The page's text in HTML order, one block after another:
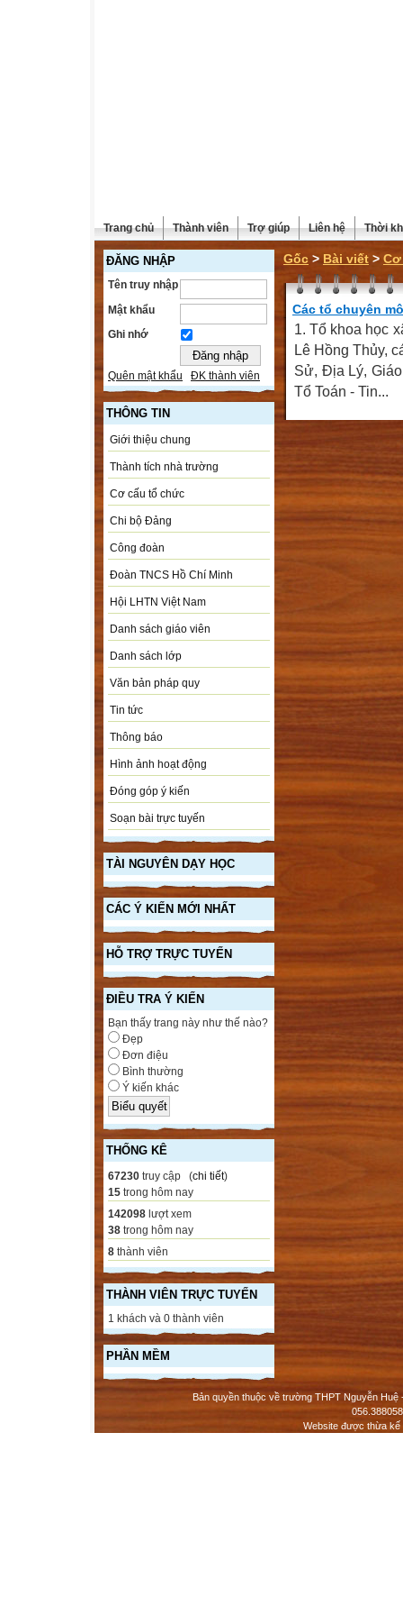
Trang chủ Thành viên Trợ giúp Liên hệ Thời
ĐĂNG NHẬP
Tên truy nhập
Mật khẩu
Ghi nhớ
Quên mật khẩu ĐK thành viên
THÔNG TIN
Giới thiệu chung
Thành tích nhà trường
Cơ cấu tổ chức
Chi bộ Đảng
Công đoàn
Đoàn TNCS Hồ Chí Minh
Hội LHTN Việt Nam
Danh sách giáo viên
Danh sách lớp
Văn bản pháp quy
Tin tức
Thông báo
Hình ảnh hoạt động
Đóng góp ý kiến
Soạn bài trực tuyến
TÀI NGUYÊN DẠY HỌC
CÁC Ý KIẾN MỚI NHẤT
HỖ TRỢ TRỰC TUYẾN
ĐIỀU TRA Ý KIẾN
Bạn thấy trang này như thế nào?
Đẹp
Đơn điệu
Bình thường
Ý kiến khác
THỐNG KÊ
67230 truy cập (chi tiết)
15 trong hôm nay
142098 lượt xem
38 trong hôm nay
8 thành viên
THÀNH VIÊN TRỰC TUYẾN
1 khách và 0 thành viên
PHẦN MỀM
Gốc > Bài viết >
Các tổ chuyên
1. Tổ khoa học
Lê Hồng Thủy,
Sử, Địa Lý,
Tổ Toán - Tin...
Bản quyền thuộc về trường THPT Nguyễn
Website được thừa